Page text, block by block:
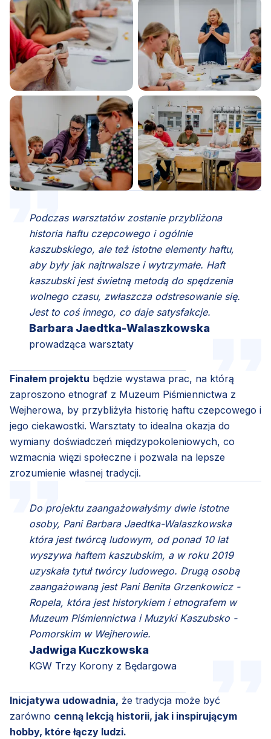
Podczas warsztatów zostanie przybliżona
historia haftu czepcowego i ogólnie
kaszubskiego, ale też istotne elementy haftu,
aby były jak najtrwalsze i wytrzymałe. Haft
kaszubski jest świetną metodą do spędzenia
wolnego czasu, zwłaszcza odstresowanie się.
Jest to coś innego, co daje satysfakcje.
Barbara Jaedtka-Walaszkowska
prowadząca warsztaty
Finałem projektu będzie wystawa prac, na którą
zaproszono etnograf z Muzeum Piśmiennictwa z
Wejherowa, by przybliżyła historię haftu czepcowego i
jego ciekawostki. Warsztaty to idealna okazja do
wymiany doświadczeń międzypokoleniowych, co
wzmacnia więzi społeczne i pozwala na lepsze
zrozumienie własnej tradycji.
Do projektu zaangażowałyśmy dwie istotne
osoby, Pani Barbara Jaedtka-Walaszkowska
która jest twórcą ludowym, od ponad 10 lat
wyszywa haftem kaszubskim, a w roku 2019
uzyskała tytuł twórcy ludowego. Drugą osobą
zaangażowaną jest Pani Benita Grzenkowicz -
Ropela, która jest historykiem i etnografem w
Muzeum Piśmiennictwa i Muzyki Kaszubsko -
Pomorskim w Wejherowie.
Jadwiga Kuczkowska
KGW Trzy Korony z Będargowa
Inicjatywa udowadnia, że tradycja może być
zarówno cenną lekcją historii, jak i inspirującym
hobby, które łączy ludzi.